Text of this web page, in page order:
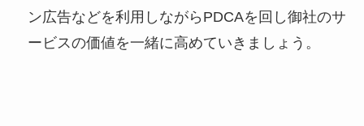
ン広告などを利用しながらPDCAを回し御社のサ
ービスの価値を一緒に高めていきましょう。